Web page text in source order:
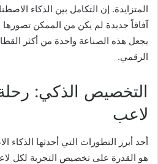
المتزايدة. إن التكامل بين الذكاء
آفاقاً جديدة لم يكن من الممكن
يجعل هذه الصناعة واحدة من أكثر
الرقمي.
التخصيص الذكي:
لاعب
أحد أبرز التطورات التي أحدثها
هو القدرة على تخصيص التجربة لكل